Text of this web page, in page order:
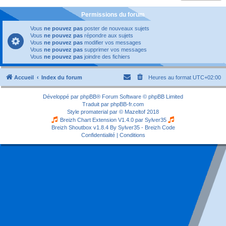
Permissions du forum
Vous ne pouvez pas poster de nouveaux sujets
Vous ne pouvez pas répondre aux sujets
Vous ne pouvez pas modifier vos messages
Vous ne pouvez pas supprimer vos messages
Vous ne pouvez pas joindre des fichiers
Accueil Index du forum Heures au format UTC+02:00
Développé par phpBB® Forum Software © phpBB Limited
Traduit par phpBB-fr.com
Style promaterial par © Mazeltof 2018
Breizh Chart Extension V1.4.0 par Sylver35
Breizh Shoutbox v1.8.4 By Sylver35 - Breizh Code
Confidentialité| Conditions